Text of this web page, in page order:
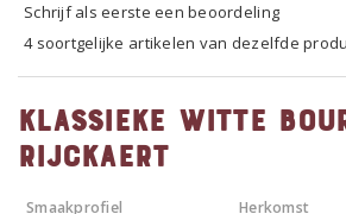
Schrijf als eerste een beoordeling
4 soortgelijke artikelen van dezelfde
Klassieke witte
Rijckaert
Smaakprofiel Herkomst